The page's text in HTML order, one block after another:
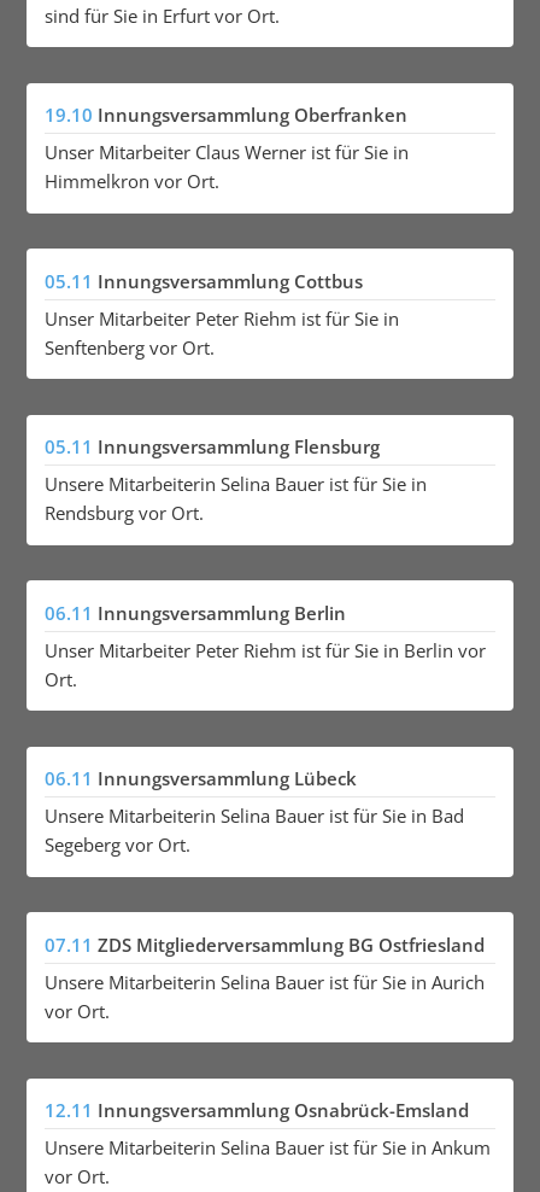
sind für Sie in Erfurt vor Ort.
19.10 Innungsversammlung Oberfranken
Unser Mitarbeiter Claus Werner ist für Sie in
Himmelkron vor Ort.
05.11 Innungsversammlung Cottbus
Unser Mitarbeiter Peter Riehm ist für Sie in
Senftenberg vor Ort.
05.11 Innungsversammlung Flensburg
Unsere Mitarbeiterin Selina Bauer ist für Sie in
Rendsburg vor Ort.
06.11 Innungsversammlung Berlin
Unser Mitarbeiter Peter Riehm ist für Sie in Berlin vor
Ort.
06.11 Innungsversammlung Lübeck
Unsere Mitarbeiterin Selina Bauer ist für Sie in Bad
Segeberg vor Ort.
07.11 ZDS Mitgliederversammlung BG Ostfriesland
Unsere Mitarbeiterin Selina Bauer ist für Sie in Aurich
vor Ort.
12.11 Innungsversammlung Osnabrück-Emsland
Unsere Mitarbeiterin Selina Bauer ist für Sie in Ankum
vor Ort.